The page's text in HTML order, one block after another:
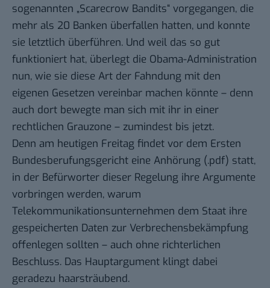
sogenannten „Scarecrow Bandits“ vorgegangen, die
mehr als 20 Banken überfallen hatten, und konnte
sie letztlich überführen. Und weil das so gut
funktioniert hat, überlegt die Obama-Administration
nun, wie sie diese Art der Fahndung mit den
eigenen Gesetzen vereinbar machen könnte – denn
auch dort bewegte man sich mit ihr in einer
rechtlichen Grauzone – zumindest bis jetzt.
Denn am heutigen Freitag findet vor dem Ersten
Bundesberufungsgericht eine Anhörung (.pdf) statt,
in der Befürworter dieser Regelung ihre Argumente
vorbringen werden, warum
Telekommunikationsunternehmen dem Staat ihre
gespeicherten Daten zur Verbrechensbekämpfung
offenlegen sollten – auch ohne richterlichen
Beschluss. Das Hauptargument klingt dabei
geradezu haarsträubend.